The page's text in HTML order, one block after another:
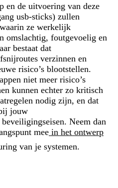
en de uitvoering van deze
usb-sticks) zullen
ze werkelijk
omslachtig, foutgevoelig en
bestaat dat
verzinnen en
risico’s blootstellen.
niet meer risico’s
kunnen echter zo kritisch
nodig zijn, en dat
jouw
Neem dan
mee in het ontwerp
van je systemen.